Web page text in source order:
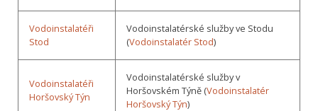
Vodoinstalatéři
Stod
Vodoinstalatérské služby ve Stodu
(Vodoinstalatér Stod)
Vodoinstalatéři
Horšovský Týn
Vodoinstalatérské služby v
Horšovském Týně (Vodoinstalatér
Horšovský Týn)